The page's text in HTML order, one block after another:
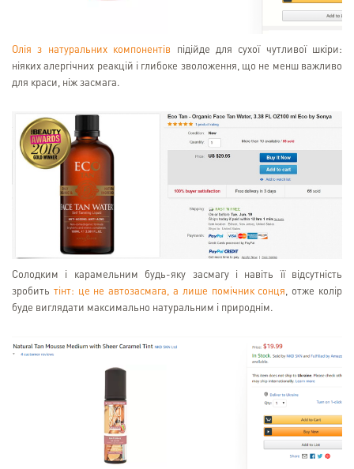
Олія з натуральних компонентів підійде для сухої чутливої шкіри:
ніяких алергічних реакцій і глибоке зволоження, що не менш важливо
для краси, ніж засмага.
Солодким і карамельним будь-яку засмагу і навіть її відсутність
зробить тінт: це не автозасмага, а лише помічник сонця, отже колір
буде виглядати максимально натуральним і природнім.